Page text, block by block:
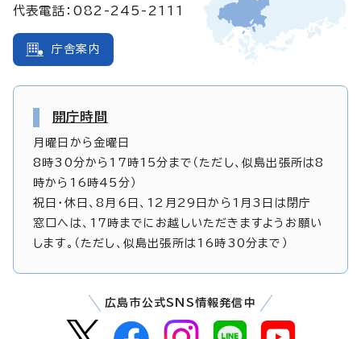
代表電話：082-245-2111
庁舎案内
開庁時間
月曜日から金曜日
8時30分から17時15分まで（ただし、似島出張所は8
時から16時45分）
祝日・休日、8月6日、12月29日から1月3日は閉庁
窓口へは、17時までにお越しいただきますようお願い
します。（ただし、似島出張所は16時30分まで）
広島市公式SNS情報発信中